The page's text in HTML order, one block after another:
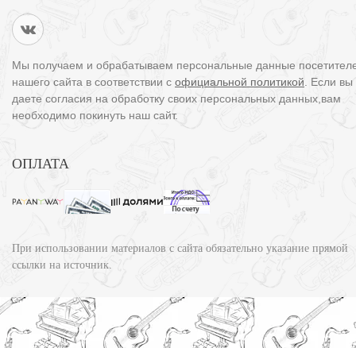
Мы получаем и обрабатываем персональные данные
нашего сайта в соответствии с официальной политикой . Если
даете согласия на обработку своих персональных данных,вам
необходимо покинуть наш сайт.
ОПЛАТА
При использовании материалов с сайта обязательно указание прямой
ссылки на источник.